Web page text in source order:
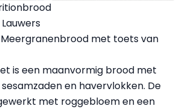
Meergranenbrood met toets van
is een maanvormig brood met
en havervlokken. De
met roggebloem en een